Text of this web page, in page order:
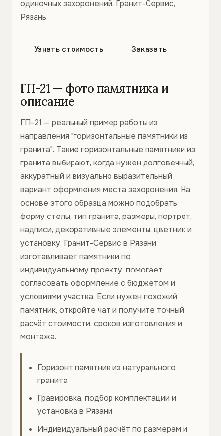
одиночных захоронений. Гранит-Сервис,
Рязань.
Узнать стоимость Заказать
ГП-21 — фото памятника и
описание
ГП-21 — реальный пример работы из
направления "горизонтальные памятники из
гранита". Такие горизонтальные памятники из
гранита выбирают, когда нужен долговечный,
аккуратный и визуально выразительный
вариант оформления места захоронения. На
основе этого образца можно подобрать
форму стелы, тип гранита, размеры, портрет,
надписи, декоративные элементы, цветник и
установку. Гранит-Сервис в Рязани
изготавливает памятники по
индивидуальному проекту, помогает
согласовать оформление с бюджетом и
условиями участка. Если нужен похожий
памятник, откройте чат и получите точный
расчёт стоимости, сроков изготовления и
монтажа.
Горизонт памятник из натурального
гранита
Гравировка, подбор комплектации и
установка в Рязани
Индивидуальный расчёт по размерам и